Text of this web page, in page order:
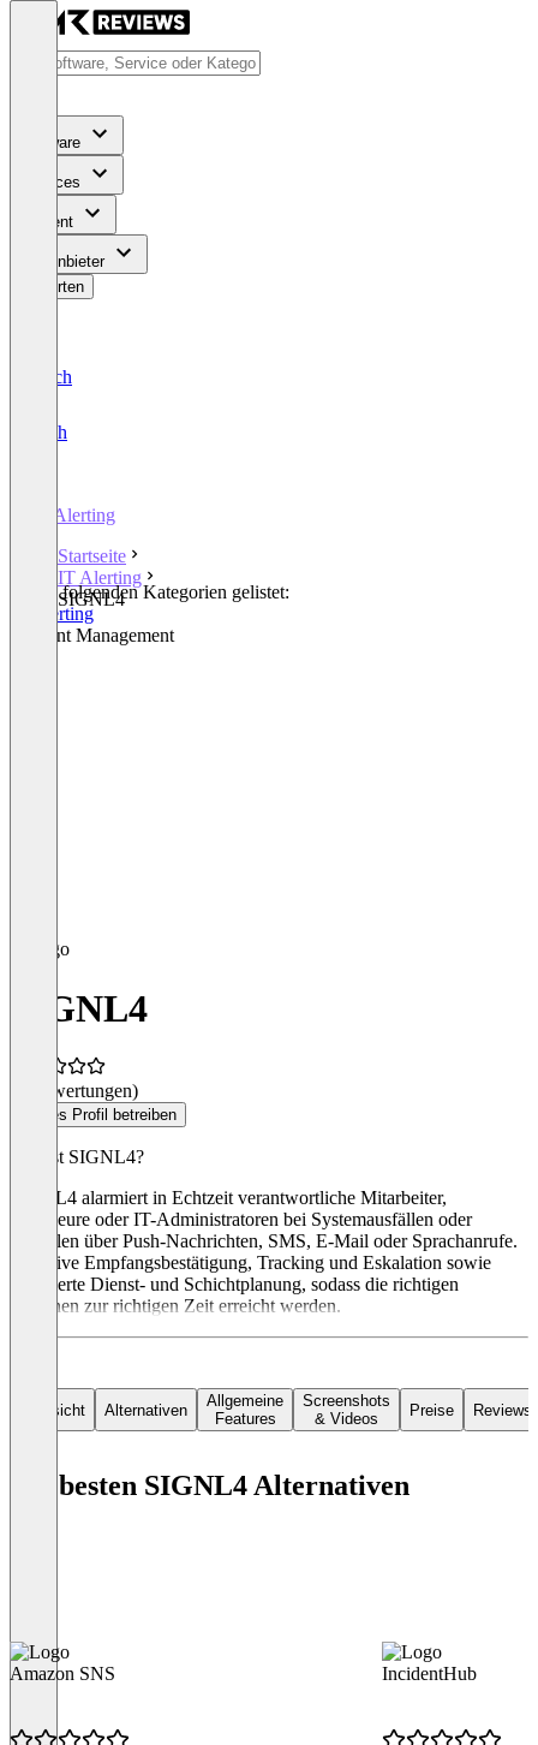
Software
Services
Content
Für Anbieter
Bewerten
Deutsch
English
IT Alerting
Startseite
IT Alerting
SIGNL4
In den folgenden Kategorien gelistet:
IT Alerting
Incident Management
SIGNL4
(0 Bewertungen)
Dieses Profil betreiben
Was ist SIGNL4?
SIGNL4 alarmiert in Echtzeit verantwortliche Mitarbeiter,
Ingenieure oder IT-Administratoren bei Systemausfällen oder
Vorfällen über Push-Nachrichten, SMS, E-Mail oder Sprachanrufe.
Inklusive Empfangsbestätigung, Tracking und Eskalation sowie
integrierte Dienst- und Schichtplanung, sodass die richtigen
Personen zur richtigen Zeit erreicht werden.
Übersicht Alternativen
Allgemeine
Features
Screenshots
& Videos
Preise Reviews
Die besten SIGNL4 Alternativen
Amazon SNS IncidentHub